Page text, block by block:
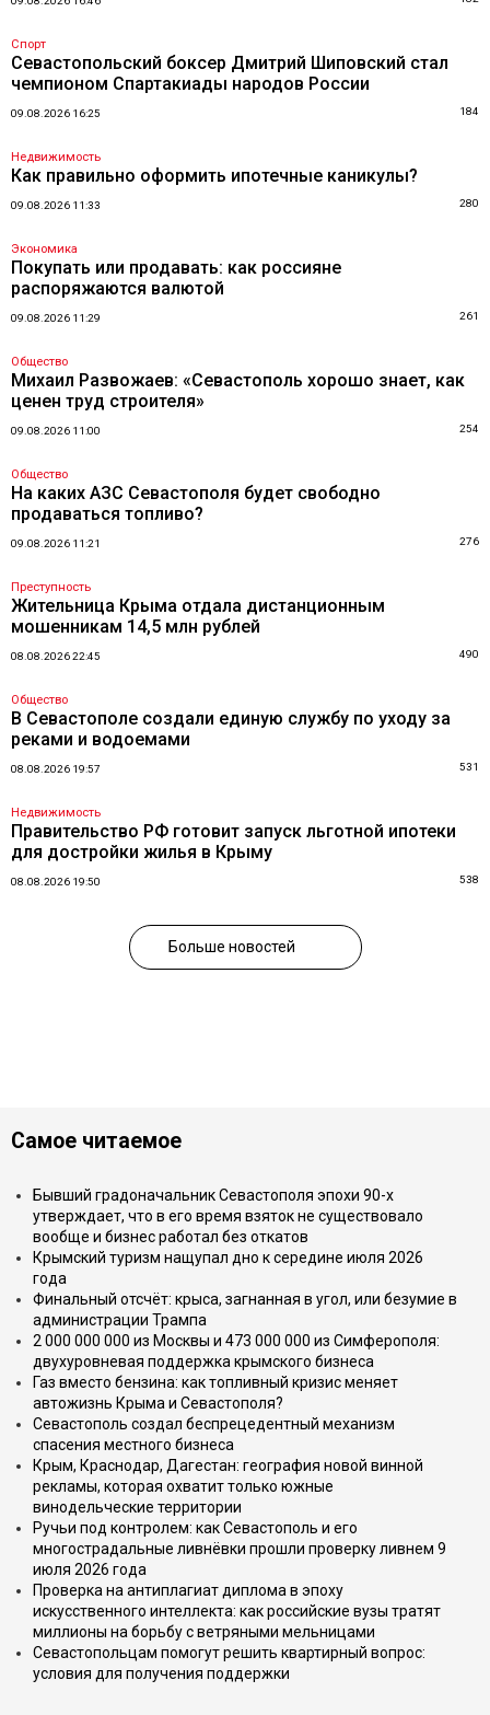
Спорт
Севастопольский боксер Дмитрий Шиповский стал
чемпионом Спартакиады народов России
09.08.2026 16:25 184
Недвижимость
Как правильно оформить ипотечные каникулы?
09.08.2026 11:33 280
Экономика
Покупать или продавать: как россияне
распоряжаются валютой
09.08.2026 11:29 261
Общество
Михаил Развожаев: «Севастополь хорошо знает, как
ценен труд строителя»
09.08.2026 11:00 254
Общество
На каких АЗС Севастополя будет свободно
продаваться топливо?
09.08.2026 11:21 276
Преступность
Жительница Крыма отдала дистанционным
мошенникам 14,5 млн рублей
08.08.2026 22:45 490
Общество
В Севастополе создали единую службу по уходу за
реками и водоемами
08.08.2026 19:57 531
Недвижимость
Правительство РФ готовит запуск льготной ипотеки
для достройки жилья в Крыму
08.08.2026 19:50 538
Больше новостей
Самое читаемое
Бывший градоначальник Севастополя эпохи 90-х
утверждает, что в его время взяток не существовало
вообще и бизнес работал без откатов
Крымский туризм нащупал дно к середине июля 2026
года
Финальный отсчёт: крыса, загнанная в угол, или безумие в
администрации Трампа
2 000 000 000 из Москвы и 473 000 000 из Симферополя:
двухуровневая поддержка крымского бизнеса
Газ вместо бензина: как топливный кризис меняет
автожизнь Крыма и Севастополя?
Севастополь создал беспрецедентный механизм
спасения местного бизнеса
Крым, Краснодар, Дагестан: география новой винной
рекламы, которая охватит только южные
винодельческие территории
Ручьи под контролем: как Севастополь и его
многострадальные ливнёвки прошли проверку ливнем 9
июля 2026 года
Проверка на антиплагиат диплома в эпоху
искусственного интеллекта: как российские вузы тратят
миллионы на борьбу с ветряными мельницами
Севастопольцам помогут решить квартирный вопрос:
условия для получения поддержки